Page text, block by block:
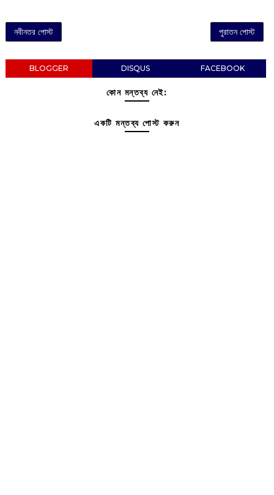
নবীনতর পোস্ট পুরাতন পোস্ট
BLOGGER DISQUS FACEBOOK
কোন মন্তব্য নেই:
একটি মন্তব্য পোস্ট করুন